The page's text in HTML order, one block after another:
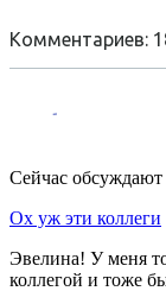
Комментариев:
Сейчас обсуждают
Ох уж эти коллеги
Эвелина! У меня
коллегой и тоже